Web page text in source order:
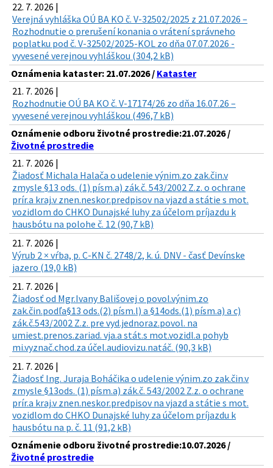
22. 7. 2026 |
Verejná vyhláška OÚ BA KO č. V-32502/2025 z 21.07.2026 –
Rozhodnutie o prerušení konania o vrátení správneho
poplatku pod č. V-32502/2025-KOL zo dňa 07.07.2026 -
vyvesené verejnou vyhláškou (304,2 kB)
Oznámenia kataster: 21.07.2026 / Kataster
21. 7. 2026 |
Rozhodnutie OÚ BA KO č. V-17174/26 zo dňa 16.07.26 –
vyvesené verejnou vyhláškou (496,7 kB)
Oznámenie odboru životné prostredie:21.07.2026 /
Životné prostredie
21. 7. 2026 |
Žiadosť Michala Halača o udelenie výnim.zo zak.čin.v
zmysle §13 ods. (1) písm.a) zák.č. 543/2002 Z.z. o ochrane
prír.a kraj.v znen.neskor.predpisov na vjazd a státie s mot.
vozidlom do CHKO Dunajské luhy za účelom príjazdu k
hausbótu na polohe č. 12 (90,7 kB)
21. 7. 2026 |
Výrub 2 × vŕba, p. C-KN č. 2748/2, k. ú. DNV - časť Devínske
jazero (19,0 kB)
21. 7. 2026 |
Žiadosť od Mgr.Ivany Bališovej o povol.výnim.zo
zak.čin.podľa§13 ods.(2) písm.l) a §14ods.(1) písm.a) a c)
zák.č.543/2002 Z.z. pre vyd.jednoraz.povol. na
umiest.prenos.zariad. vja.a stát.s mot.vozidl.a pohyb
mi.vyznač.chod.za účel.audiovizu.natáč. (90,3 kB)
21. 7. 2026 |
Žiadosť Ing. Juraja Boháčika o udelenie výnim.zo zak.čin.v
zmysle §13ods. (1) písm.a) zák.č. 543/2002 Z.z. o ochrane
prír.a kraj.v znen.neskor.predpisov na vjazd a státie s mot.
vozidlom do CHKO Dunajské luhy za účelom príjazdu k
hausbótu na p. č. 11 (91,2 kB)
Oznámenie odboru životné prostredie:10.07.2026 /
Životné prostredie